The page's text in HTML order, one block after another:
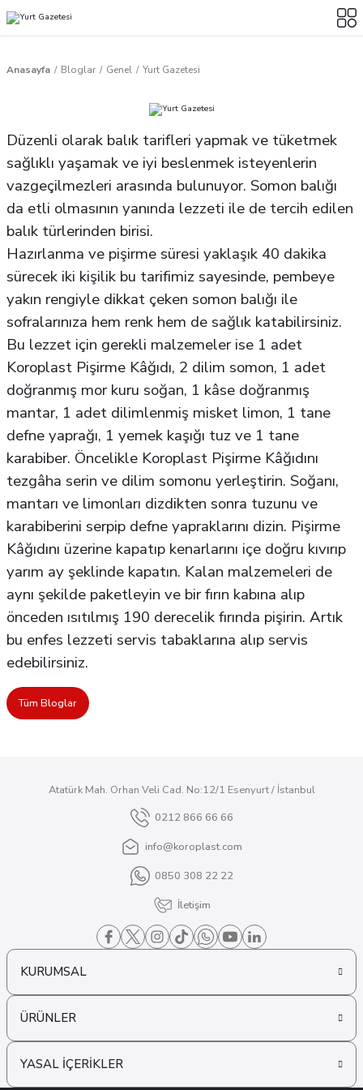
Anasayfa Bloglar Genel Yurt Gazetesi
Düzenli olarak balık tarifleri yapmak ve tüketmek
sağlıklı yaşamak ve iyi beslenmek isteyenlerin
vazgeçilmezleri arasında bulunuyor. Somon balığı
da etli olmasının yanında lezzeti ile de tercih edilen
balık türlerinden birisi.
Hazırlanma ve pişirme süresi yaklaşık 40 dakika
sürecek iki kişilik bu tarifimiz sayesinde, pembeye
yakın rengiyle dikkat çeken somon balığı ile
sofralarınıza hem renk hem de sağlık katabilirsiniz.
Bu lezzet için gerekli malzemeler ise 1 adet
Koroplast Pişirme Kâğıdı, 2 dilim somon, 1 adet
doğranmış mor kuru soğan, 1 kâse doğranmış
mantar, 1 adet dilimlenmiş misket limon, 1 tane
defne yaprağı, 1 yemek kaşığı tuz ve 1 tane
karabiber. Öncelikle Koroplast Pişirme Kâğıdını
tezgâha serin ve dilim somonu yerleştirin. Soğanı,
mantarı ve limonları dizdikten sonra tuzunu ve
karabiberini serpip defne yapraklarını dizin. Pişirme
Kâğıdını üzerine kapatıp kenarlarını içe doğru kıvırıp
yarım ay şeklinde kapatın. Kalan malzemeleri de
aynı şekilde paketleyin ve bir fırın kabına alıp
önceden ısıtılmış 190 derecelik fırında pişirin. Artık
bu enfes lezzeti servis tabaklarına alıp servis
edebilirsiniz.
Tüm Bloglar
Atatürk Mah. Orhan Veli Cad. No:12/1 Esenyurt / İstanbul
0212 866 66 66
info@koroplast.com
0850 308 22 22
İletişim
KURUMSAL
ÜRÜNLER
YASAL İÇERİKLER